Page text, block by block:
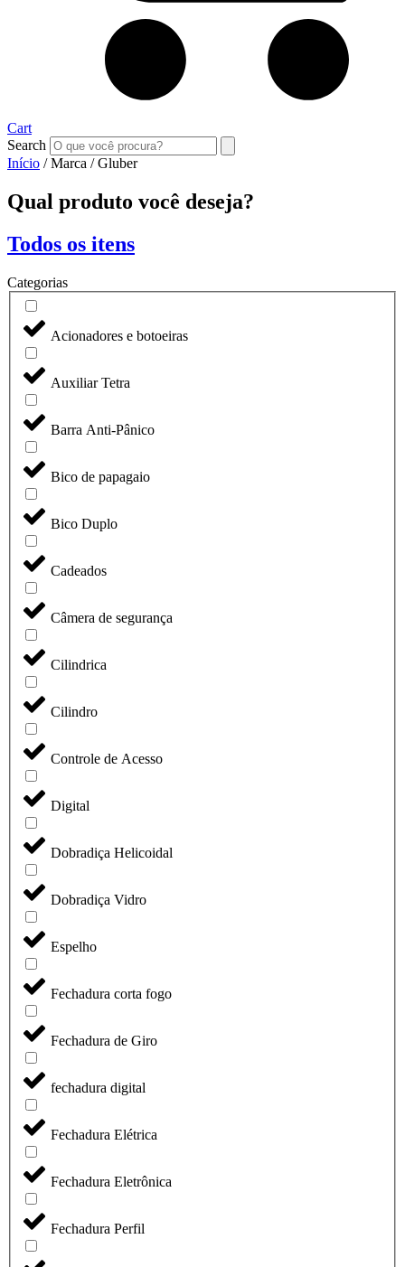
Cart
Search
Início / Marca / Gluber
Qual produto você deseja?
Todos os itens
Categorias
Acionadores e botoeiras
Auxiliar Tetra
Barra Anti-Pânico
Bico de papagaio
Bico Duplo
Cadeados
Câmera de segurança
Cilindrica
Cilindro
Controle de Acesso
Digital
Dobradiça Helicoidal
Dobradiça Vidro
Espelho
Fechadura corta fogo
Fechadura de Giro
fechadura digital
Fechadura Elétrica
Fechadura Eletrônica
Fechadura Perfil